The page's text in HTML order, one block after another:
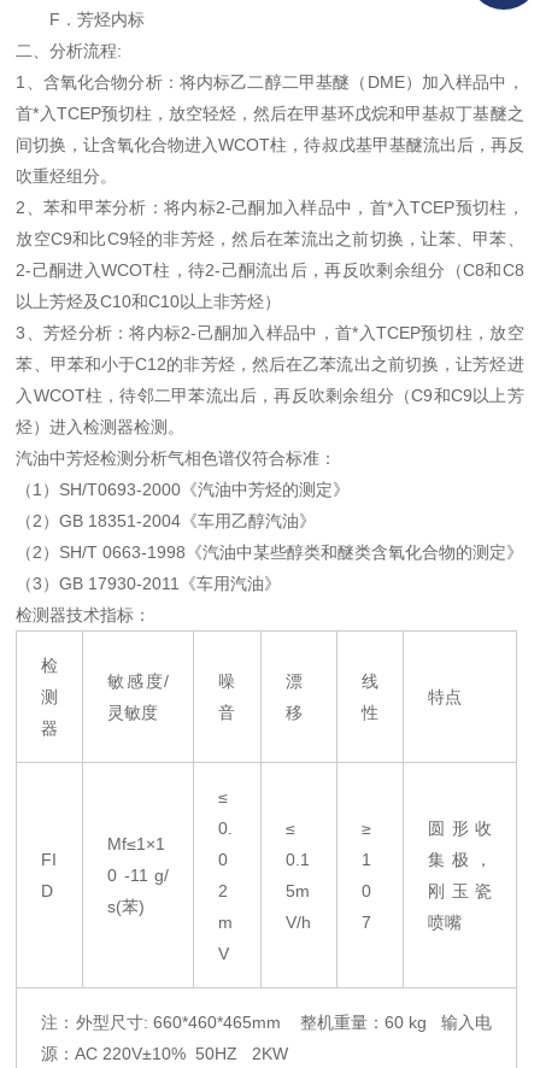
F．芳烃内标
二、分析流程:
1、含氧化合物分析：将内标乙二醇二甲基醚（DME）加入样品中，
首*入TCEP预切柱，放空轻烃，然后在甲基环戊烷和甲基叔丁基醚之
间切换，让含氧化合物进入WCOT柱，待叔戊基甲基醚流出后，再反
吹重烃组分。
2、苯和甲苯分析：将内标2-己酮加入样品中，首*入TCEP预切柱，
放空C9和比C9轻的非芳烃，然后在苯流出之前切换，让苯、甲苯、
2-己酮进入WCOT柱，待2-己酮流出后，再反吹剩余组分（C8和C8
以上芳烃及C10和C10以上非芳烃）
3、芳烃分析：将内标2-己酮加入样品中，首*入TCEP预切柱，放空
苯、甲苯和小于C12的非芳烃，然后在乙苯流出之前切换，让芳烃进
入WCOT柱，待邻二甲苯流出后，再反吹剩余组分（C9和C9以上芳
烃）进入检测器检测。
汽油中芳烃检测分析气相色谱仪符合标准：
（1）SH/T0693-2000《汽油中芳烃的测定》
（2）GB 18351-2004《车用乙醇汽油》
（2）SH/T 0663-1998《汽油中某些醇类和醚类含氧化合物的测定》
（3）GB 17930-2011《车用汽油》
检测器技术指标：
检
测
器
敏感度/
灵敏度
噪
音
漂
移
线
性
特点
FI
D
Mf≤1×1
0 -11 g/
s(苯)
≤
0.
0
2
m
V
≤
0.1
5m
V/h
≥
1
0
7
圆形收
集极，
刚玉瓷
喷嘴
注：外型尺寸: 660*460*465mm 整机重量：60 kg 输入电
源：AC 220V±10% 50HZ 2KW